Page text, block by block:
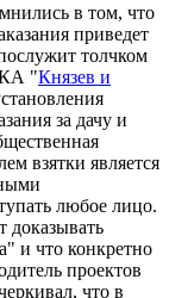
в том, что
приведет
толчком
"Князев и
за дачу и
взятки является
любое лицо.
доказывать
и что конкретно
проектов
что в